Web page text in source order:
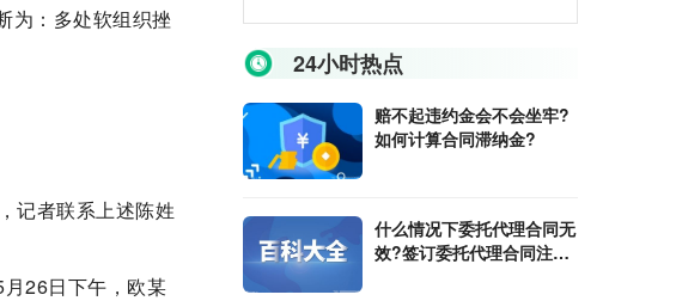
为：多处软组织挫
记者联系上述陈姓
26日下午，欧某
24小时热点
赔不起违约金会不会坐牢?
如何计算合同滞纳金?
什么情况下委托代理合同无
效?签订委托代理合同注意